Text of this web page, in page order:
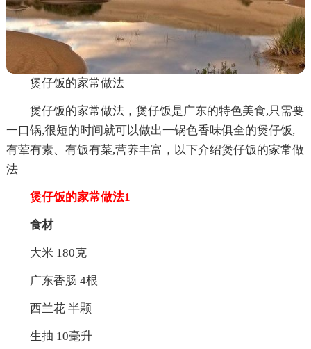
煲仔饭的家常做法
煲仔饭的家常做法，煲仔饭是广东的特色美食,只需要
一口锅,很短的时间就可以做出一锅色香味俱全的煲仔饭,
有荤有素、有饭有菜,营养丰富，以下介绍煲仔饭的家常做
法
煲仔饭的家常做法1
食材
大米 180克
广东香肠 4根
西兰花 半颗
生抽 10毫升